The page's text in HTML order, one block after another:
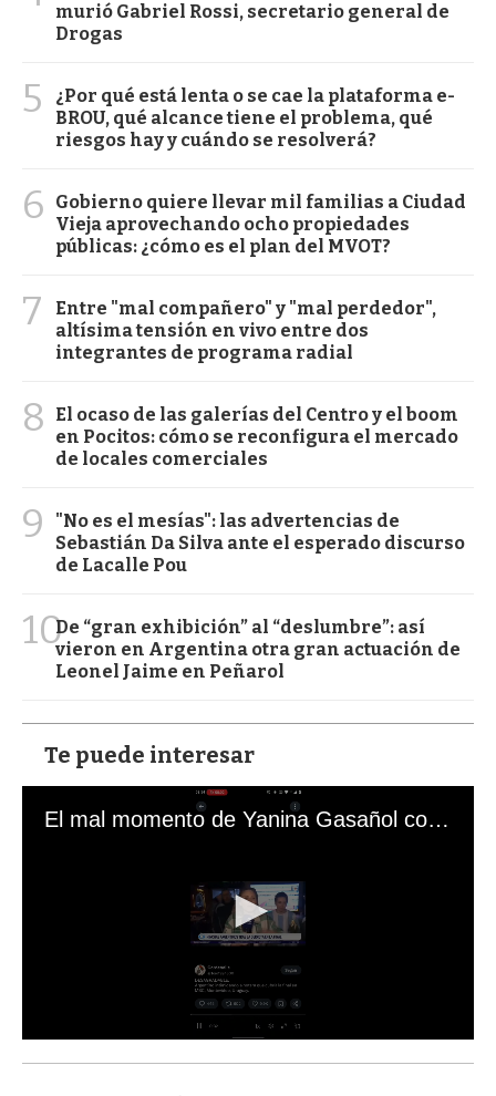
murió Gabriel Rossi, secretario general de
Drogas
5
¿Por qué está lenta o se cae la plataforma e-
BROU, qué alcance tiene el problema, qué
riesgos hay y cuándo se resolverá?
6
Gobierno quiere llevar mil familias a Ciudad
Vieja aprovechando ocho propiedades
públicas: ¿cómo es el plan del MVOT?
7
Entre "mal compañero" y "mal perdedor",
altísima tensión en vivo entre dos
integrantes de programa radial
8
El ocaso de las galerías del Centro y el boom
en Pocitos: cómo se reconfigura el mercado
de locales comerciales
9
"No es el mesías": las advertencias de
Sebastián Da Silva ante el esperado discurso
de Lacalle Pou
10De “gran exhibición” al “deslumbre”: así
vieron en Argentina otra gran actuación de
Leonel Jaime en Peñarol
Te puede interesar
El mal momento de Yanina Gasañol con un hincha argentino en "Subrayado"
s